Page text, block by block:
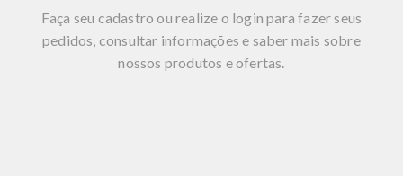
Faça seu cadastro ou realize o login para fazer seus
pedidos, consultar informações e saber mais sobre
nossos produtos e ofertas.